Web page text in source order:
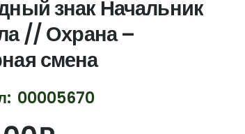
знак Начальник
// Охрана –
смена
00005670